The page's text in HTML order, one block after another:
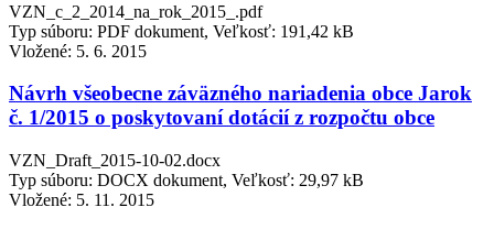
VZN_c_2_2014_na_rok_2015_.pdf
Typ súboru: PDF dokument, Veľkosť: 191,42 kB
Vložené: 5. 6. 2015
Návrh všeobecne záväzného nariadenia obce Jarok
č. 1/2015 o poskytovaní dotácií z rozpočtu obce
VZN_Draft_2015-10-02.docx
Typ súboru: DOCX dokument, Veľkosť: 29,97 kB
Vložené: 5. 11. 2015